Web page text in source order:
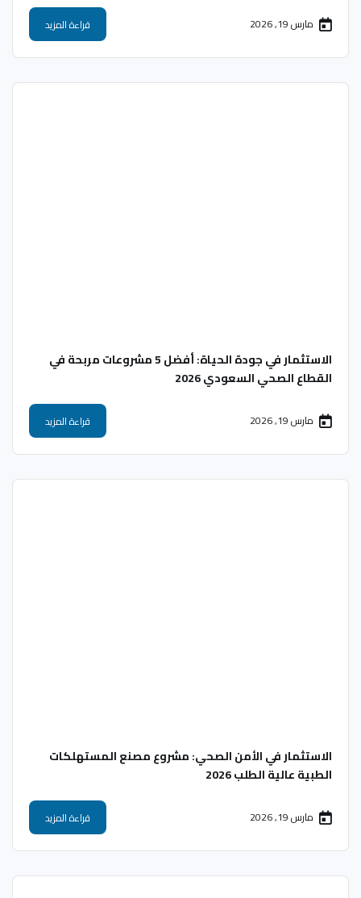
مارس 19, 2026 قراءة المزيد
الاستثمار في جودة الحياة: أفضل 5 مشروعات مربحة في
القطاع الصحي السعودي 2026
مارس 19, 2026 قراءة المزيد
الاستثمار في الأمن الصحي: مشروع مصنع المستهلكات
الطبية عالية الطلب 2026
مارس 19, 2026 قراءة المزيد